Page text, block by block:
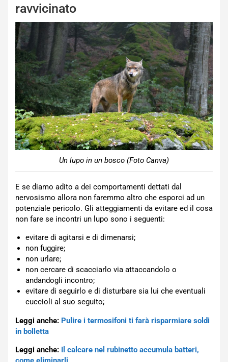
ravvicinato
Un lupo in un bosco (Foto Canva)
E se diamo adito a dei comportamenti dettati dal
nervosismo allora non faremmo altro che esporci ad un
potenziale pericolo. Gli atteggiamenti da evitare ed il cosa
non fare se incontri un lupo sono i seguenti:
evitare di agitarsi e di dimenarsi;
non fuggire;
non urlare;
non cercare di scacciarlo via attaccandolo o
andandogli incontro;
evitare di seguirlo e di disturbare sia lui che eventuali
cuccioli al suo seguito;
Leggi anche: Pulire i termosifoni ti farà risparmiare soldi
in bolletta
Leggi anche:
Il calcare nel rubinetto accumula batteri,